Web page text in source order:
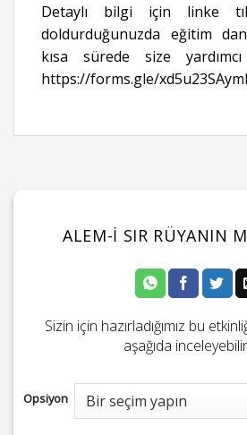
Detaylı bilgi için linke
doldurduğunuzda eğitim
kısa sürede size
https://forms.gle/
ALEM-I SIR RÜYANIN
Sizin için hazırladığımız bu
aşağıda
Opsiyon